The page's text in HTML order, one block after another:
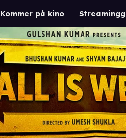
Kommer på kino